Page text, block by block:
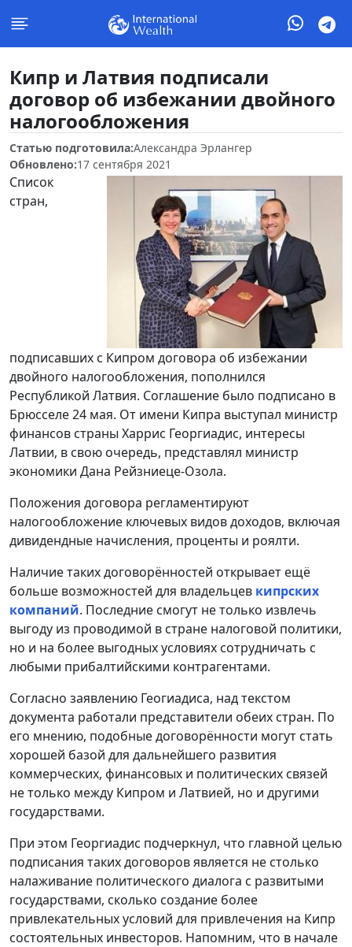
Кипр и Латвия подписали
договор об избежании двойного
налогообложения
Статью подготовила:Александра Эрлангер
Обновлено:17 сентября 2021
Список
стран,
подписавших с Кипром договора об избежании
двойного налогообложения, пополнился
Республикой Латвия. Соглашение было подписано в
Брюсселе 24 мая. От имени Кипра выступал министр
финансов страны Харрис Георгиадис, интересы
Латвии, в свою очередь, представлял министр
экономики Дана Рейзниеце-Озола.
Положения договора регламентируют
налогообложение ключевых видов доходов, включая
дивидендные начисления, проценты и роялти.
Наличие таких договорённостей открывает ещё
больше возможностей для владельцев кипрских
компаний. Последние смогут не только извлечь
выгоду из проводимой в стране налоговой политики,
но и на более выгодных условиях сотрудничать с
любыми прибалтийскими контрагентами.
Согласно заявлению Геогиадиса, над текстом
документа работали представители обеих стран. По
его мнению, подобные договорённости могут стать
хорошей базой для дальнейшего развития
коммерческих, финансовых и политических связей
не только между Кипром и Латвией, но и другими
государствами.
При этом Георгиадис подчеркнул, что главной целью
подписания таких договоров является не столько
налаживание политического диалога с развитыми
государствами, сколько создание более
привлекательных условий для привлечения на Кипр
состоятельных инвесторов. Напомним, что в начале